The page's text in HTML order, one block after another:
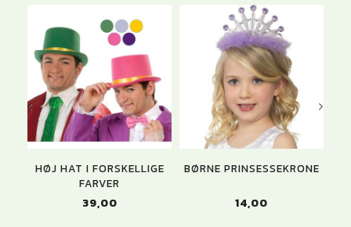
HØJ HAT I FORSKELLIGE
FARVER
39,00
BØRNE PRINSESSEKRONE
14,00